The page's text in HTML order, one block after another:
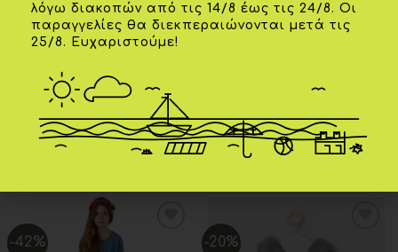
ΗΛΙΚΊΑ 01 ετών ,02 ετών
ΧΡΏΜΑ Καμέλια
-42% -20%
λόγω διακοπών από τις 14/8 έως τις 24/8. Οι
παραγγελίες θα διεκπεραιώνονται μετά τις
25/8. Ευχαριστούμε!